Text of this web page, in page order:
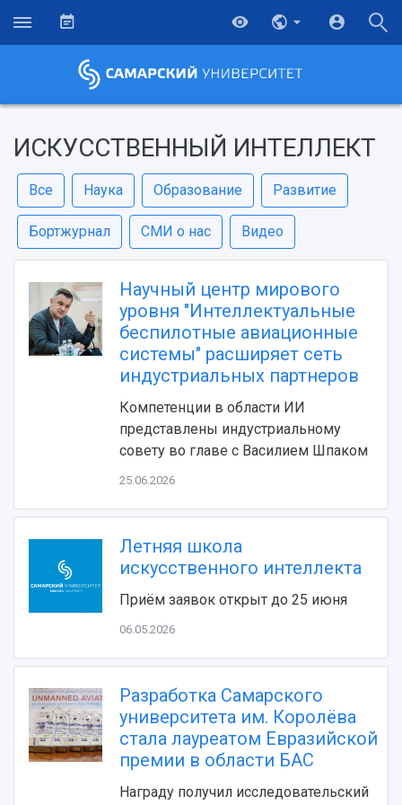
НАЗАД
Об университете
Ключевые факты
Рейтинги
Руководство
Наблюдательный совет
Попечительский совет
Ученый совет
Бортжурнал
Объявления
События
СМИ об университете
Пресс-центр
Образование
Абитуриенту
Бакалавриат и специалитет
Магистратура
Аспирантура
Формы обучения
Дополнительное образование
Научно-исследовательская деятельность
Научные школы и ведущие научные коллективы
Диссертационные советы
Подготовка научных кадров
Конкурс на замещение должностей научных
работников
ИСКУССТВЕННЫЙ ИНТЕЛЛЕКТ
Все Наука Образование Развитие
Бортжурнал СМИ о нас Видео
Научный центр мирового
уровня "Интеллектуальные
беспилотные авиационные
системы" расширяет сеть
индустриальных партнеров
Компетенции в области ИИ
представлены индустриальному
совету во главе с Василием Шпаком
25.06.2026
Летняя школа
искусственного интеллекта
Приём заявок открыт до 25 июня
06.05.2026
Разработка Самарского
университета им. Королёва
стала лауреатом Евразийской
премии в области БАС
Награду получил исследовательский